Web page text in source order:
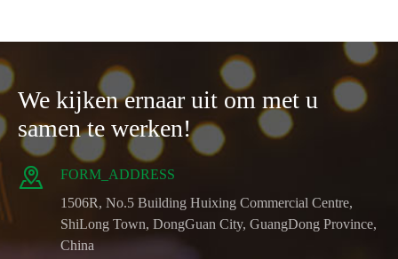
We kijken ernaar uit om met u
samen te werken!

FORM_ADDRESS
1506R, No.5 Building Huixing Commercial Centre,
ShiLong Town, DongGuan City, GuangDong Province,
China